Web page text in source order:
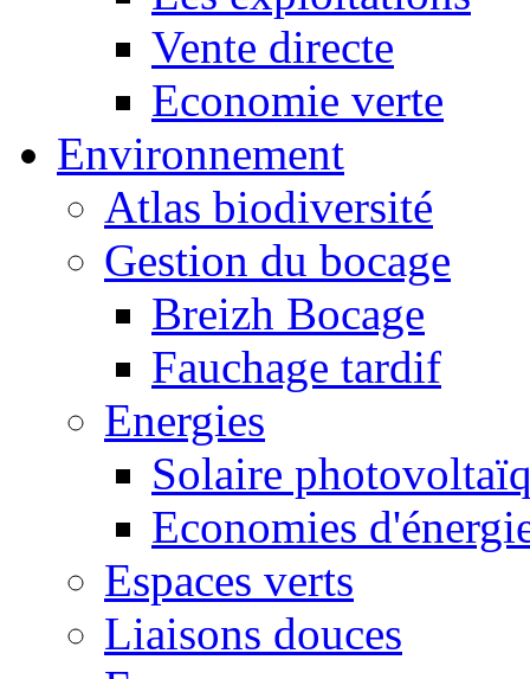
Vente directe
Economie verte
Environnement
Atlas biodiversité
Gestion du bocage
Breizh Bocage
Fauchage tardif
Energies
Solaire
Economies
Espaces verts
Liaisons douces